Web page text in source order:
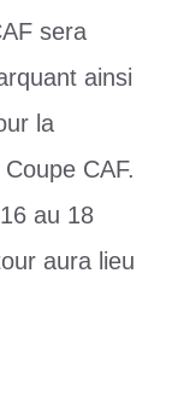
sera
ainsi
la
CAF.
au 18
aura lieu